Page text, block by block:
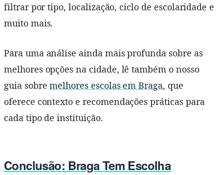
filtrar por tipo, localização, ciclo de escolaridade e
muito mais.
Para uma análise ainda mais profunda sobre as
melhores opções na cidade, lê também o nosso
guia sobremelhores escolas em Braga, que
oferece contexto e recomendações práticas para
cada tipo de instituição.
Conclusão: Braga Tem Escolha